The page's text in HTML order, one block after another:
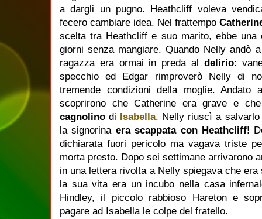
a dargli un pugno. Heathcliff voleva
fecero cambiare idea. Nel frattempo
scelta tra Heathcliff e suo marito, ebbe una
giorni senza mangiare. Quando Nelly andò
ragazza era ormai in preda al delirio:
specchio ed Edgar rimproverò Nelly di
tremende condizioni della moglie.
scoprirono che Catherine era grave e
cagnolino di Isabella. Nelly riuscì a
la signorina era scappata con Heathcliff!
dichiarata fuori pericolo ma vagava triste
morta presto. Dopo sei settimane arrivarono
in una lettera rivolta a Nelly spiegava che
la sua vita era un incubo nella casa
Hindley, il piccolo rabbioso Hareton e
pagare ad Isabella le colpe del fratello.